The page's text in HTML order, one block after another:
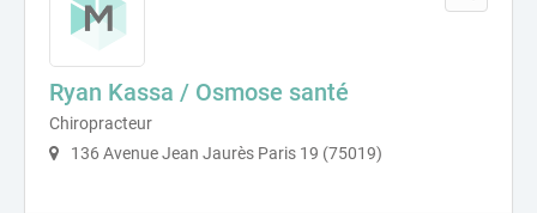
Ryan Kassa / Osmose santé
Chiropracteur
136 Avenue Jean Jaurès Paris 19 (75019)